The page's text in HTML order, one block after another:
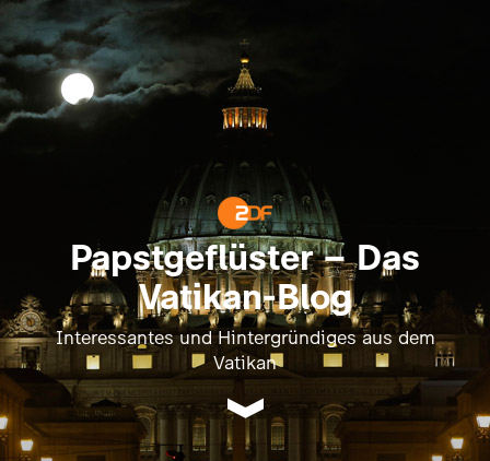
Papstgeflüster – Das
Vatikan-Blog
Interessantes und Hintergründiges aus dem
Vatikan